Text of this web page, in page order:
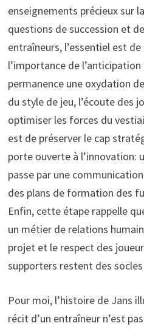
enseignements précieux sur
questions de succession et
entraîneurs, l’essentiel est
l’importance de
permanence une oxydation
du style de jeu, l’écoute des
optimiser les forces du
est de préserver le cap
porte ouverte à l’innovation:
passe par une
des plans de formation des
Enfin, cette étape rappelle
un métier de relations
projet et le respect des
supporters restent des
Pour moi, l’histoire de Jans
récit d’un entraîneur n’est